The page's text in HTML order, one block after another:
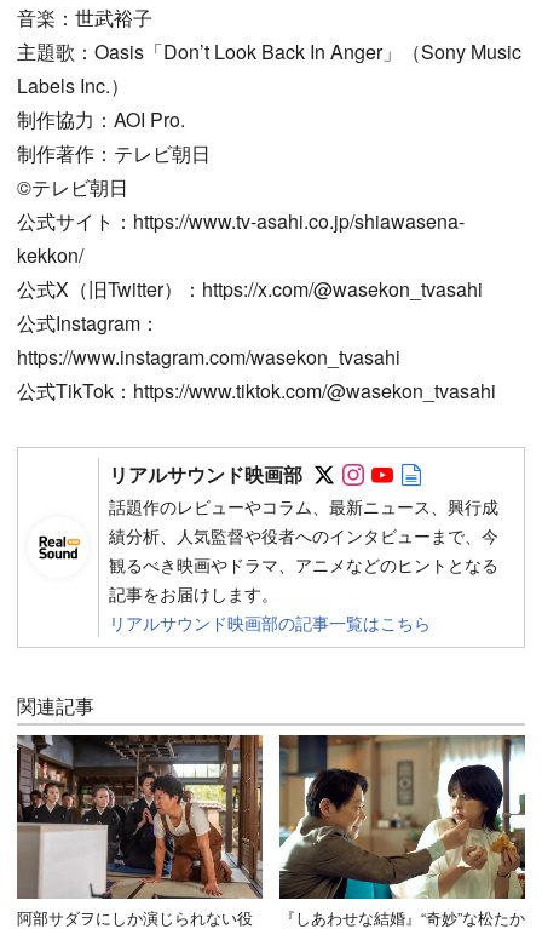
音楽：世武裕子
主題歌：Oasis「Don’t Look Back In Anger」（Sony Music
Labels Inc.）
制作協力：AOI Pro.
制作著作：テレビ朝日
©テレビ朝日
公式サイト：https://www.tv-asahi.co.jp/shiawasena-
kekkon/
公式X（旧Twitter）：https://x.com/@wasekon_tvasahi
公式Instagram：
https://www.instagram.com/wasekon_tvasahi
公式TikTok：https://www.tiktok.com/@wasekon_tvasahi
リアルサウンド映画部 Follow on SNS
Follow on SNS
Follow on
話題作のレビューやコラム、最新ニュース、興行成
績分析、人気監督や役者へのインタビューまで、今
観るべき映画やドラマ、アニメなどのヒントとなる
記事をお届けします。
リアルサウンド映画部の記事一覧はこちら
関連記事
阿部サダヲにしか演じられない役
『しあわせな結婚』“奇妙”な松たか